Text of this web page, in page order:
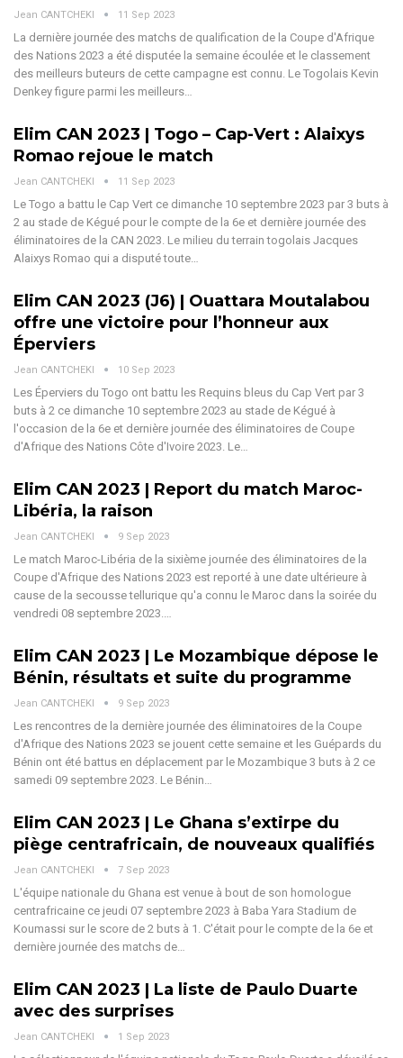
Jean CANTCHEKI 11 Sep 2023
La dernière journée des matchs de qualification de la Coupe d'Afrique
des Nations 2023 a été disputée la semaine écoulée et le classement
des meilleurs buteurs de cette campagne est connu. Le Togolais Kevin
Denkey figure parmi les meilleurs…
Elim CAN 2023 | Togo – Cap-Vert : Alaixys
Romao rejoue le match
Jean CANTCHEKI 11 Sep 2023
Le Togo a battu le Cap Vert ce dimanche 10 septembre 2023 par 3 buts à
2 au stade de Kégué pour le compte de la 6e et dernière journée des
éliminatoires de la CAN 2023. Le milieu du terrain togolais Jacques
Alaixys Romao qui a disputé toute…
Elim CAN 2023 (J6) | Ouattara Moutalabou
offre une victoire pour l’honneur aux
Éperviers
Jean CANTCHEKI 10 Sep 2023
Les Éperviers du Togo ont battu les Requins bleus du Cap Vert par 3
buts à 2 ce dimanche 10 septembre 2023 au stade de Kégué à
l'occasion de la 6e et dernière journée des éliminatoires de Coupe
d'Afrique des Nations Côte d'Ivoire 2023. Le…
Elim CAN 2023 | Report du match Maroc-
Libéria, la raison
Jean CANTCHEKI 9 Sep 2023
Le match Maroc-Libéria de la sixième journée des éliminatoires de la
Coupe d'Afrique des Nations 2023 est reporté à une date ultérieure à
cause de la secousse tellurique qu'a connu le Maroc dans la soirée du
vendredi 08 septembre 2023.…
Elim CAN 2023 | Le Mozambique dépose le
Bénin, résultats et suite du programme
Jean CANTCHEKI 9 Sep 2023
Les rencontres de la dernière journée des éliminatoires de la Coupe
d'Afrique des Nations 2023 se jouent cette semaine et les Guépards du
Bénin ont été battus en déplacement par le Mozambique 3 buts à 2 ce
samedi 09 septembre 2023. Le Bénin…
Elim CAN 2023 | Le Ghana s’extirpe du
piège centrafricain, de nouveaux qualifiés
Jean CANTCHEKI 7 Sep 2023
L'équipe nationale du Ghana est venue à bout de son homologue
centrafricaine ce jeudi 07 septembre 2023 à Baba Yara Stadium de
Koumassi sur le score de 2 buts à 1. C'était pour le compte de la 6e et
dernière journée des matchs de…
Elim CAN 2023 | La liste de Paulo Duarte
avec des surprises
Jean CANTCHEKI 1 Sep 2023